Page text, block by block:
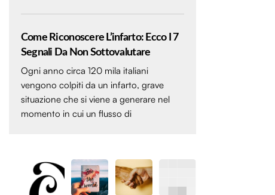
Come Riconoscere L’infarto: Ecco I 7
Segnali Da Non Sottovalutare
Ogni anno circa 120 mila italiani
vengono colpiti da un infarto, grave
situazione che si viene a generare nel
momento in cui un flusso di